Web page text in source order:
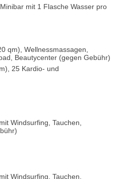
mit 1 Flasche Wasser pro
qm), Wellnessmassagen,
Beautycenter (gegen Gebühr)
25 Kardio- und
Windsurfing, Tauchen,
Windsurfing, Tauchen,